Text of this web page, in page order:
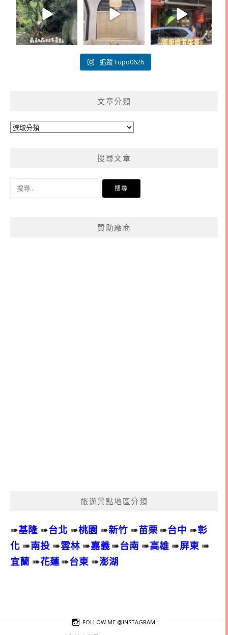
追蹤 Fupo0626
文章分類
文
搜尋文章
贊助廠商
旅遊景點地區分類
➠基隆 ➠台北 ➠桃園 ➠新竹 ➠苗栗➠台中 ➠彰
化 ➠南投 ➠雲林 ➠嘉義➠台南 ➠高雄 ➠屏東 ➠
宜蘭 ➠花蓮➠台東 ➠澎湖
FOLLOW ME @INSTAGRAM!